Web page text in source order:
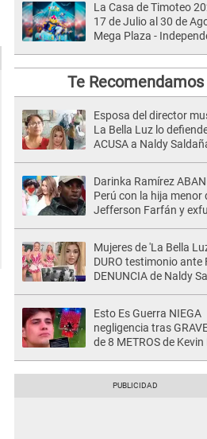
La Casa de Timoteo
17 de Julio al 30 de
Mega Plaza -
Te Recomendamos
Esposa del director
La Bella Luz lo
ACUSA a Naldy
Darinka Ramírez
Perú con la hija menor
Jefferson Farfán y
Mujeres de 'La Bella
DURO testimonio ante
DENUNCIA de Naldy
Esto Es Guerra NIEGA
negligencia tras
de 8 METROS de Kevin